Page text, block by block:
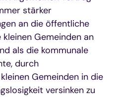
stärker
an die öffentliche
Gemeinden an
als die kommunale
durch
Gemeinden in die
versinken zu